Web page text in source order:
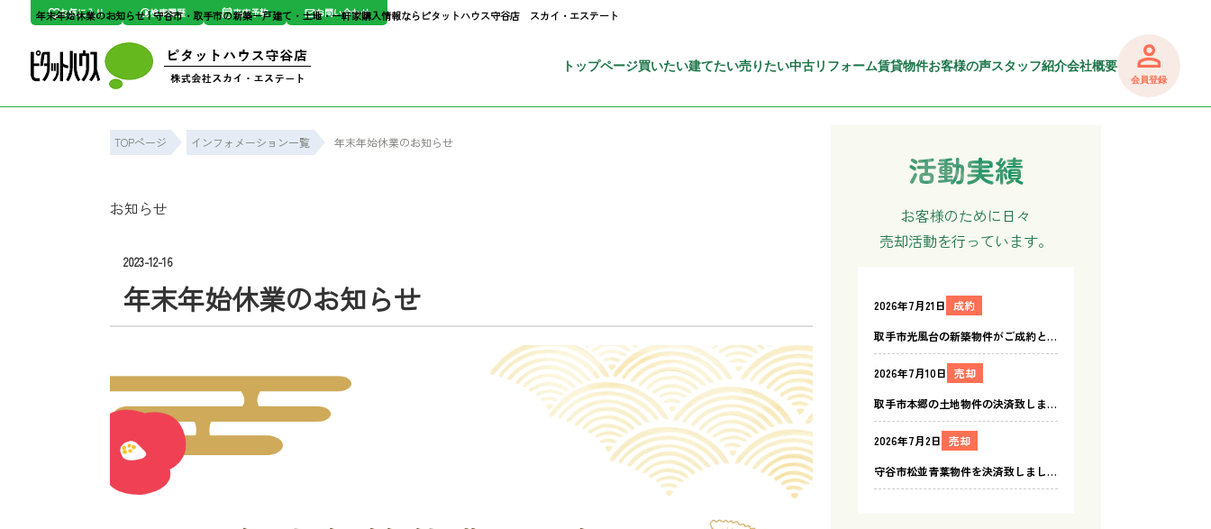
年末年始休業のお知らせ | 守谷市・取手市の新築一戸建て・土地・一軒家購入情報ならピタットハウス守谷店 スカイ・エステート
お気に入り 検索履歴 来店予約 お問い合わせ
トップページ買いたい建てたい売りたい中古リフォーム賃貸物件お客様の声スタッフ紹介会社概要
会員登録
TOPページ インフォメーション一覧 年末年始休業のお知らせ
お知らせ
2023-12-16
年末年始休業のお知らせ
お客様のために日々
売却活動を行っています。